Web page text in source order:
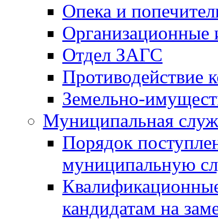
Опека и
Отдел ЗАГС
Противодействие
Земельно-
Муниципальная
Порядок
муниципальную
кандидатам на